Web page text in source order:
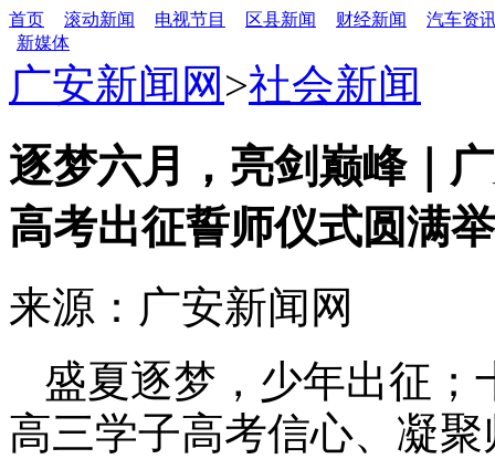
首页 滚动新闻 电视节目 区县新闻 财经新闻
汽车资
新媒体
广安新闻网 >社会新闻
逐梦六月，亮剑巅峰｜
高考出征誓师仪式圆满
来源：广安新闻网
盛夏逐梦，少年出征；
高三学子高考信心、凝